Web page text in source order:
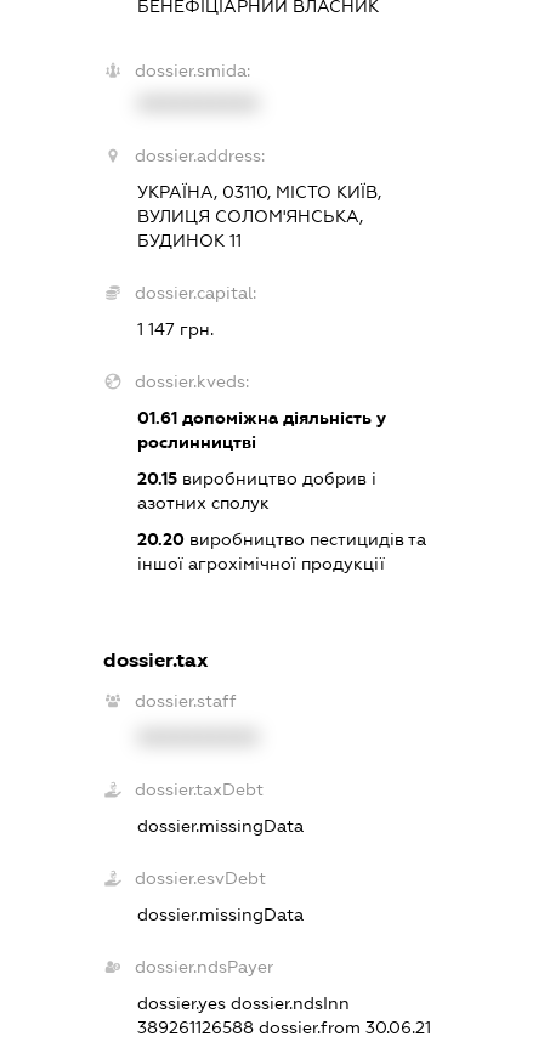
БЕНЕФІЦІАРНИЙ ВЛАСНИК
dossier.smida:
dossier.address:
УКРАЇНА, 03110, МІСТО КИЇВ,
ВУЛИЦЯ СОЛОМ'ЯНСЬКА,
БУДИНОК 11
dossier.capital:
1 147 грн.
dossier.kveds:
01.61допоміжна діяльність у
рослинництві
20.15виробництво добрив і
азотних сполук
20.20виробництво пестицидів та
іншої агрохімічної продукції
dossier.tax
dossier.staff
dossier.taxDebt
dossier.missingData
dossier.esvDebt
dossier.missingData
dossier.ndsPayer
dossier.yes dossier.ndsInn
389261126588 dossier.from 30.06.21